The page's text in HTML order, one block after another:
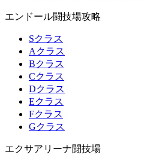
エンドール闘技場攻略
Sクラス
Aクラス
Bクラス
Cクラス
Dクラス
Eクラス
Fクラス
Gクラス
エクサアリーナ闘技場